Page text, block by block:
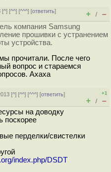
[^] [^^] [^^^] [ответить]
+ / –
компания Samsung
прошивки с устранением
устройства.
прочитали. После чего
вопрос и стараемся
Ахаха
[^] [^^] [^^^] [ответить]
+1
+ / –
на доводку
поскорее
перделки/свистелки
index.php/DSDT